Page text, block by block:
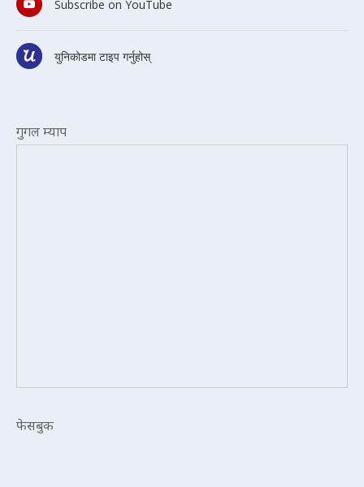
Subscribe on YouTube
युनिकोडमा टाइप गर्नुहोस्
गुगल म्याप
फेसबुक